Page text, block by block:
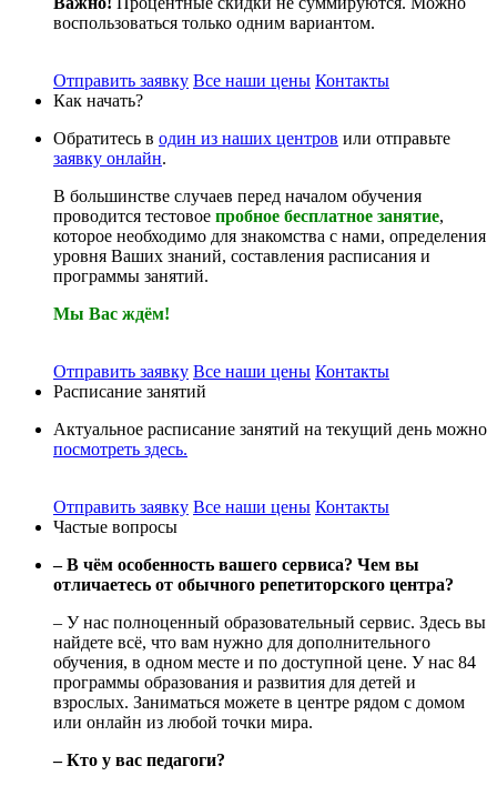
воспользоваться только одним вариантом.
Отправить заявку Все наши цены Контакты
Как начать?
Обратитесь в один из наших центров или отправьте
заявку онлайн.
В большинстве случаев перед началом обучения
проводится тестовое пробное бесплатное занятие,
которое необходимо для знакомства с нами, определения
уровня Ваших знаний, составления расписания и
программы занятий.
Мы Вас ждём!
Отправить заявку Все наши цены Контакты
Расписание занятий
Актуальное расписание занятий на текущий день можно
посмотреть здесь.
Отправить заявку Все наши цены Контакты
Частые вопросы
– В чём особенность вашего сервиса? Чем вы
отличаетесь от обычного репетиторского центра?
– У нас полноценный образовательный сервис. Здесь вы
найдете всё, что вам нужно для дополнительного
обучения, в одном месте и по доступной цене. У нас 84
программы образования и развития для детей и
взрослых. Заниматься можете в центре рядом с домом
или онлайн из любой точки мира.
– Кто у вас педагоги?